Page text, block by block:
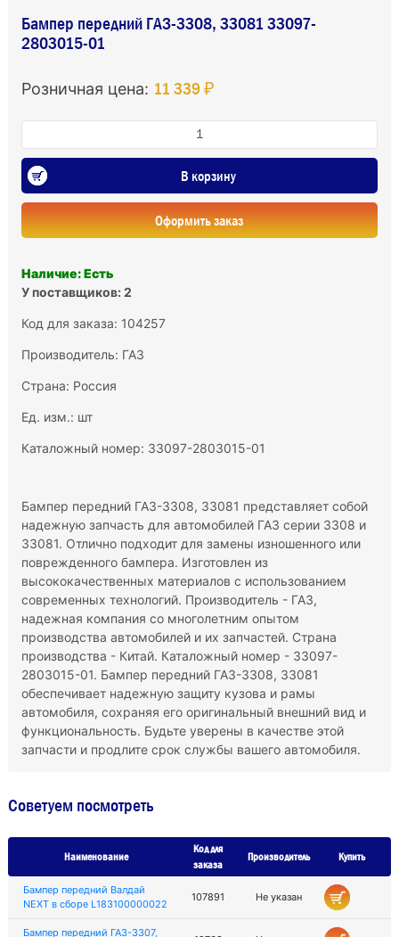
Бампер передний ГАЗ-3308, 33081 33097-
2803015-01
Розничная цена: 11 339 ₽
В корзину
Оформить заказ
Наличие: Есть
У поставщиков: 2
Код для заказа: 104257
Производитель: ГАЗ
Страна: Россия
Ед. изм.: шт
Каталожный номер: 33097-2803015-01
Бампер передний ГАЗ-3308, 33081 представляет собой
надежную запчасть для автомобилей ГАЗ серии 3308 и
33081. Отлично подходит для замены изношенного или
поврежденного бампера. Изготовлен из
высококачественных материалов с использованием
современных технологий. Производитель - ГАЗ,
надежная компания со многолетним опытом
производства автомобилей и их запчастей. Страна
производства - Китай. Каталожный номер - 33097-
2803015-01. Бампер передний ГАЗ-3308, 33081
обеспечивает надежную защиту кузова и рамы
автомобиля, сохраняя его оригинальный внешний вид и
функциональность. Будьте уверены в качестве этой
запчасти и продлите срок службы вашего автомобиля.
Советуем посмотреть
Наименование
Код для
заказа
Производитель Купить
Бампер передний Валдай
NEXT в сборе L183100000022
107891 Не указан
Бампер передний ГАЗ-3307,